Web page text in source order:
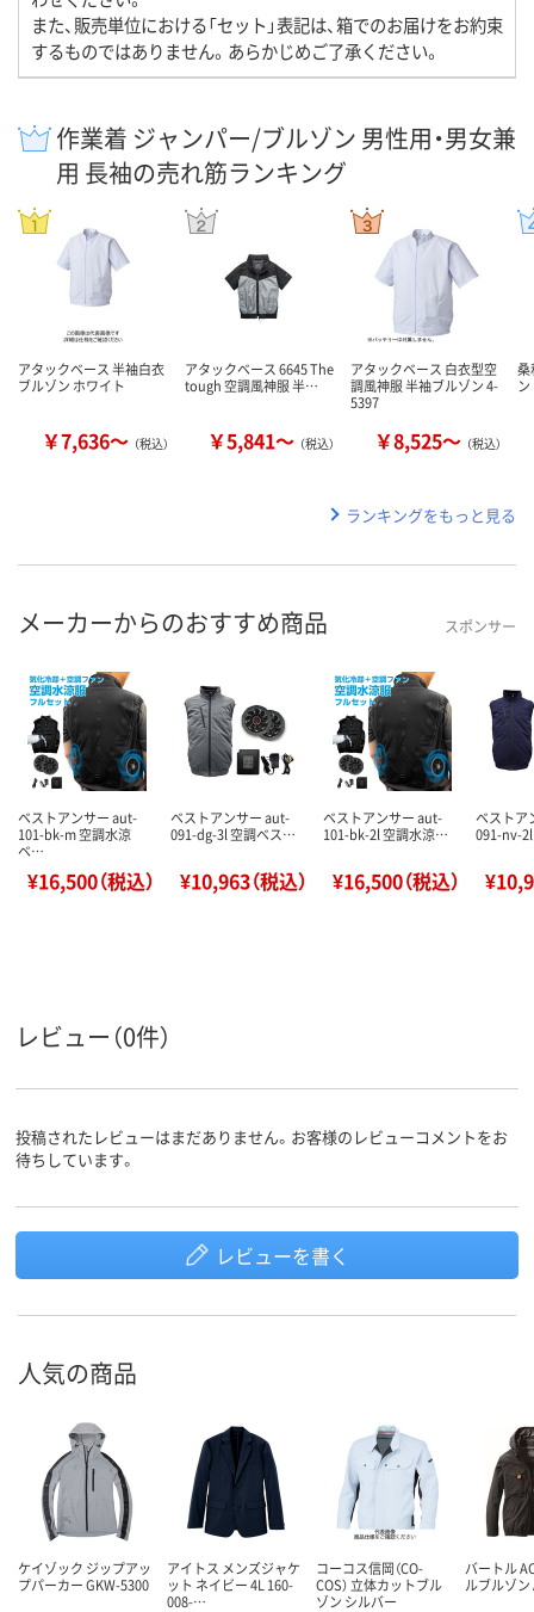
また、販売単位における「セット」表記は、箱でのお届けをお約束
するものではありません。あらかじめご了承ください。
作業着 ジャンパー/ブルゾン 男性用・男女兼
用 長袖の売れ筋ランキング
アタックベース 半袖白衣
ブルゾン ホワイト
￥7,636～ （税込）
アタックベース 6645 The
tough 空調風神服 半…
￥5,841～ （税込）
アタックベース 白衣型空
調風神服 半袖ブルゾン 4-
5397
￥8,525～ （税込）
桑
ランキングをもっと見る
メーカーからのおすすめ商品 スポンサー
ベストアンサー aut-
101-bk-m 空調水涼
ベ…
¥16,500（税込）
ベストアンサー aut-
091-dg-3l 空調ベス…
¥10,963（税込）
ベストアンサー aut-
101-bk-2l 空調水涼…
¥16,500（税込）
ベストア
091-nv-
レビュー（0件）
投稿されたレビューはまだありません。お客様のレビューコメントをお
待ちしています。
レビューを書く
人気の商品
ケイゾック ジップアッ
プパーカー GKW-5300
アイトス メンズジャケ
ット ネイビー 4L 160-
008-…
コーコス信岡（CO-
COS） 立体カットブル
ゾン シルバー
バートル
ルブルゾン